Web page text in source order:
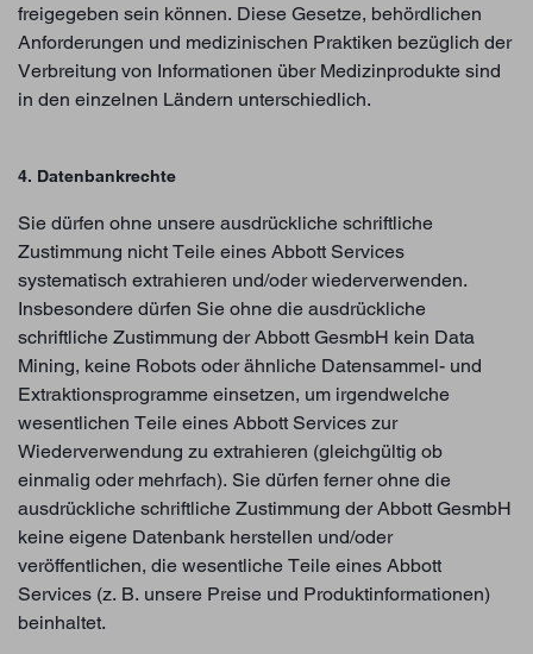
freigegeben sein können. Diese Gesetze, behördlichen
Anforderungen und medizinischen Praktiken bezüglich der
Verbreitung von Informationen über Medizinprodukte sind
in den einzelnen Ländern unterschiedlich.
4. Datenbankrechte
Sie dürfen ohne unsere ausdrückliche schriftliche
Zustimmung nicht Teile eines Abbott Services
systematisch extrahieren und/oder wiederverwenden.
Insbesondere dürfen Sie ohne die ausdrückliche
schriftliche Zustimmung der Abbott GesmbH kein Data
Mining, keine Robots oder ähnliche Datensammel- und
Extraktionsprogramme einsetzen, um irgendwelche
wesentlichen Teile eines Abbott Services zur
Wiederverwendung zu extrahieren (gleichgültig ob
einmalig oder mehrfach). Sie dürfen ferner ohne die
ausdrückliche schriftliche Zustimmung der Abbott GesmbH
keine eigene Datenbank herstellen und/oder
veröffentlichen, die wesentliche Teile eines Abbott
Services (z. B. unsere Preise und Produktinformationen)
beinhaltet.